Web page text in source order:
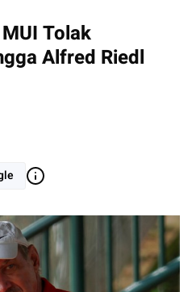
Tolak
Alfred Riedl